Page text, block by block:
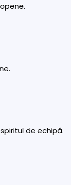
de echipă.